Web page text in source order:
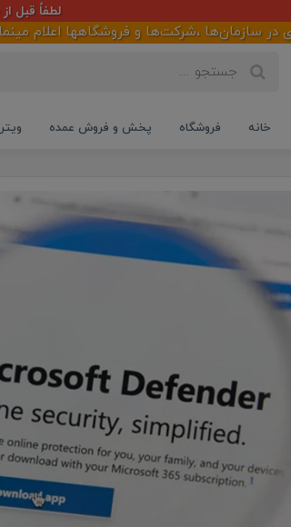
لطفاً قبل
،شرکت‌ها و فروشگاهها اعلام
خانه فروشگاه پخش و فروش عمده